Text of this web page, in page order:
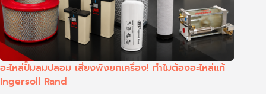
อะไหล่ปั๊มลมปลอม เสี่ยงพังยกเครื่อง! ทำไมต้องอะไหล่แท้
Ingersoll Rand